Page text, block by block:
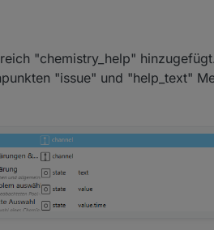
"chemistry_help" hinzugefügt.
"issue" und "help_text"